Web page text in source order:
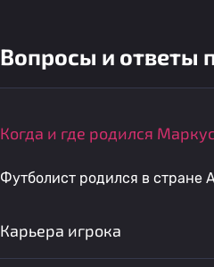
Вопросы и ответы
Когда и где родился
Футболист родился в стране
Карьера игрока